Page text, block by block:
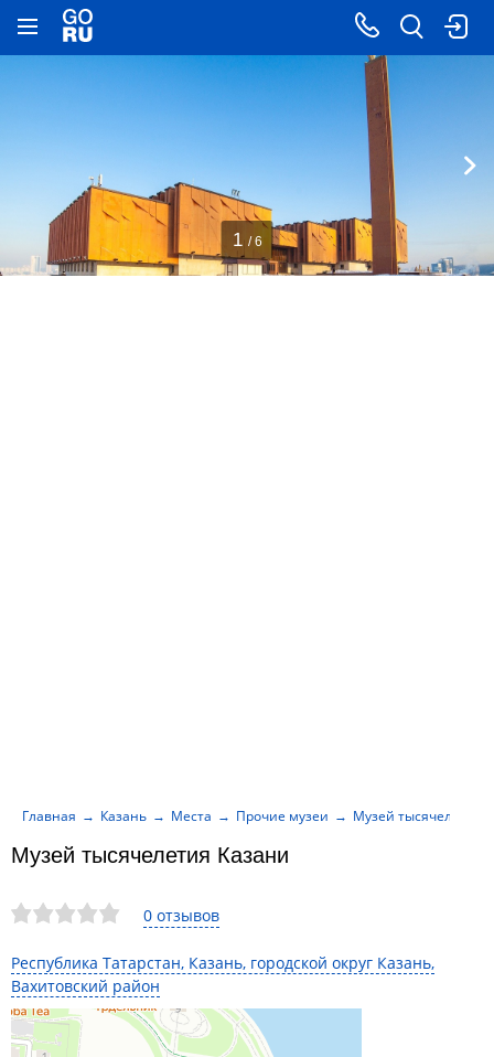
0 отзывов
Республика Татарстан, Казань, городской округ Казань,
Вахитовский район
Музей тысячелетия Казани
Главная Казань Места Прочие музеи Музей тысячелетия
1 / 6